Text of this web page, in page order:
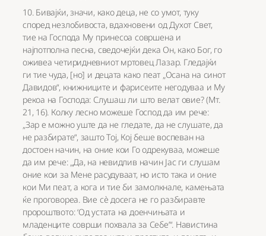
10. Бивајќи, значи, како деца, не со умот, туку
според незлобивоста, вдахновени од Духот Свет,
тие на Господа Му принесоа совршена и
најпотполна песна, сведочејќи дека Он, како Бог, го
оживеа четиридневниот мртовец Лазар. Гледајќи
ги тие чуда, [но] и децата како пеат „Осана на синот
Давидов“, книжниците и фарисеите негодуваа и Му
рекоа на Господа: Слушаш ли што велат овие? (Мт.
21, 16). Колку лесно можеше Господ да им рече:
„Зар е можно уште да не гледате, да не слушате, да
не разбирате“, зашто Тој, Кој беше воспеван на
достоен начин, на оние кои Го одрекуваа, можеше
да им рече: „Да, на невидлив начин Јас ги слушам
оние кои за Мене расудуваат, но исто така и оние
кои Ми пеат, а кога и тие би замолкнале, камењата
ќе проговореа. Вие сè досега не го разбиравте
пророштвото: ‘Од устата на доенчињата и
младенците соврши похвала за Себе’“. Навистина